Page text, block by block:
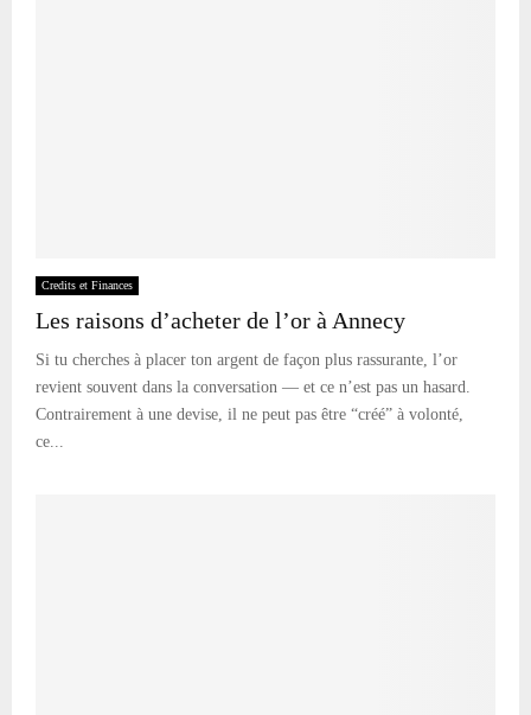
Credits et Finances
Les raisons d’acheter de l’or à Annecy
Si tu cherches à placer ton argent de façon plus rassurante, l’or
revient souvent dans la conversation — et ce n’est pas un hasard.
Contrairement à une devise, il ne peut pas être “créé” à volonté,
ce...